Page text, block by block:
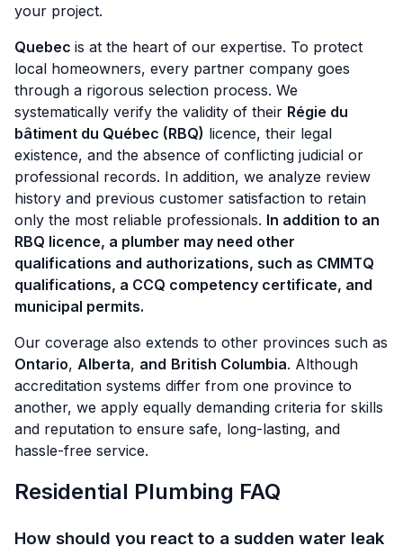
your project.
Quebec is at the heart of our expertise. To protect
local homeowners, every partner company goes
through a rigorous selection process. We
systematically verify the validity of their Régie du
bâtiment du Québec (RBQ) licence, their legal
existence, and the absence of conflicting judicial or
professional records. In addition, we analyze review
history and previous customer satisfaction to retain
only the most reliable professionals. In addition to an
RBQ licence, a plumber may need other
qualifications and authorizations, such as CMMTQ
qualifications, a CCQ competency certificate, and
municipal permits.
Our coverage also extends to other provinces such as
Ontario, Alberta, and British Columbia. Although
accreditation systems differ from one province to
another, we apply equally demanding criteria for skills
and reputation to ensure safe, long-lasting, and
hassle-free service.
Residential Plumbing FAQ
How should you react to a sudden water leak